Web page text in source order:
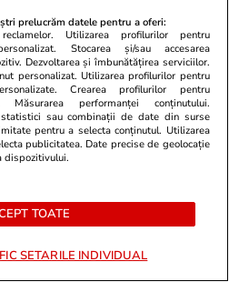
01 aug.
presa
și
prelucrăm datele pentru a oferi:
Utilizarea profilurilor pentru
Stocarea și/sau accesarea
Dezvoltarea și îmbunătățirea serviciilor.
personalizat. Utilizarea profilurilor pentru
Crearea profilurilor pentru
Măsurarea performanței conținutului.
sau combinații de date din surse
pentru a selecta conținutul. Utilizarea
publicitatea. Date precise de geolocație
dispozitivului.
TOATE
SETARILE INDIVIDUAL